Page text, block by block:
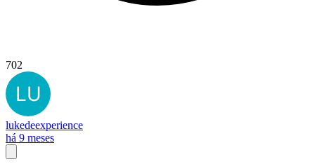
702
lukedeexperience
há 9 meses